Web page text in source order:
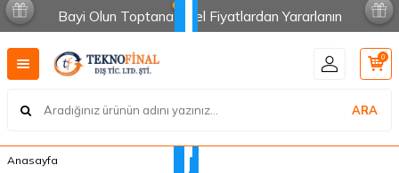
Bayi Olun Toptana Özel Fiyatlardan Yararlanın
ARA
0
Anasayfa